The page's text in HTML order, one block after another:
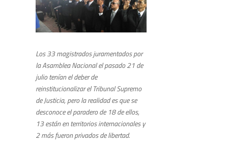
Los 33 magistrados juramentados por
la Asamblea Nacional el pasado 21 de
julio tenían el deber de
reinstitucionalizar el Tribunal Supremo
de Justicia, pero la realidad es que se
desconoce el paradero de 18 de ellos,
13 están en territorios internacionales y
2 más fueron privados de libertad.